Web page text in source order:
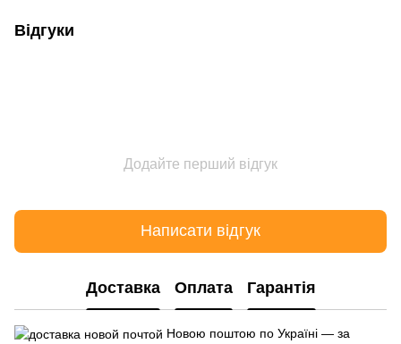
Відгуки
Додайте перший відгук
Написати відгук
Доставка Оплата Гарантія
Новою поштою по Україні — за